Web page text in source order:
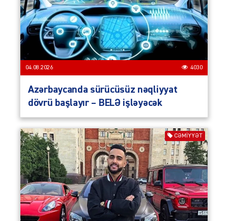
04.08.2026 4030
Azərbaycanda sürücüsüz nəqliyyat
dövrü başlayır – BELƏ işləyəcək
CƏMIYYƏT